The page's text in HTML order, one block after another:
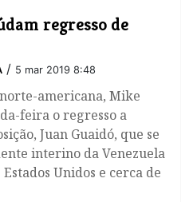
regresso de
/ 5 mar 2019 8:48
americana, Mike
feira o regresso a
Juan Guaidó, que se
interino da Venezuela
Unidos e cerca de